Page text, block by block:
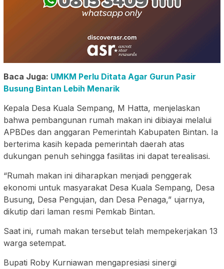
Baca Juga: UMKM Perlu Ditata Agar Gurun Pasir
Busung Bintan Lebih Menarik
Kepala Desa Kuala Sempang, M Hatta, menjelaskan
bahwa pembangunan rumah makan ini dibiayai melalui
APBDes dan anggaran Pemerintah Kabupaten Bintan. Ia
berterima kasih kepada pemerintah daerah atas
dukungan penuh sehingga fasilitas ini dapat terealisasi.
“Rumah makan ini diharapkan menjadi penggerak
ekonomi untuk masyarakat Desa Kuala Sempang, Desa
Busung, Desa Pengujan, dan Desa Penaga,” ujarnya,
dikutip dari laman resmi Pemkab Bintan.
Saat ini, rumah makan tersebut telah mempekerjakan 13
warga setempat.
Bupati Roby Kurniawan mengapresiasi sinergi